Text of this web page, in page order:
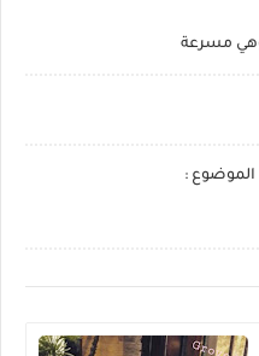
وهي مسرعة
: